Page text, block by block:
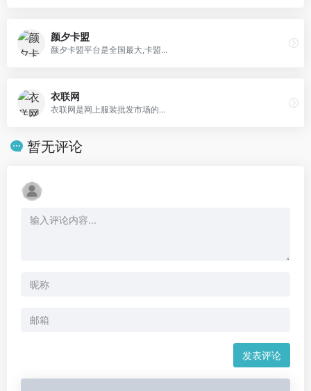
颜夕卡盟
颜夕卡盟平台是全国最大,卡盟...
衣联网
衣联网是网上服装批发市场的...
暂无评论
发表评论